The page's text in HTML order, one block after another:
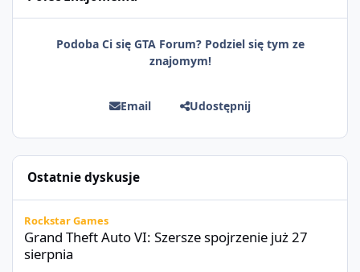
Podoba Ci się GTA Forum? Podziel się tym ze
znajomym!
Email Udostępnij
Ostatnie dyskusje
Rockstar Games
Grand Theft Auto VI: Szersze spojrzenie już 27
sierpnia